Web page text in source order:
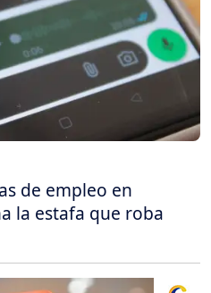
de empleo en
la estafa que roba